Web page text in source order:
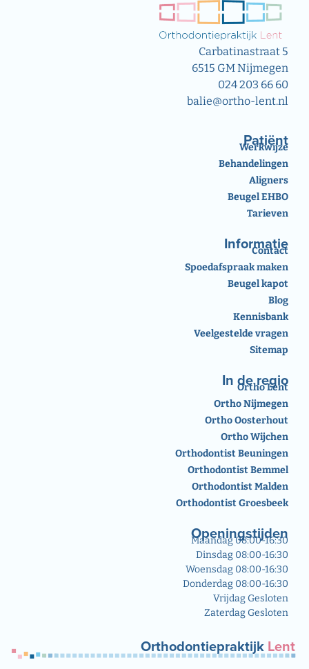
Carbatinastraat 5
6515 GM Nijmegen
024 203 66 60
balie@ortho-lent.nl
Patiënt
Werkwijze
Behandelingen
Aligners
Beugel EHBO
Tarieven
Informatie
Contact
Spoedafspraak maken
Beugel kapot
Blog
Kennisbank
Veelgestelde vragen
Sitemap
In de regio
Ortho Lent
Ortho Nijmegen
Ortho Oosterhout
Ortho Wijchen
Orthodontist Beuningen
Orthodontist Bemmel
Orthodontist Malden
Orthodontist Groesbeek
Openingstijden
Maandag 08:00-16:30
Dinsdag 08:00-16:30
Woensdag 08:00-16:30
Donderdag 08:00-16:30
Vrijdag Gesloten
Zaterdag Gesloten
Orthodontiepraktijk Lent